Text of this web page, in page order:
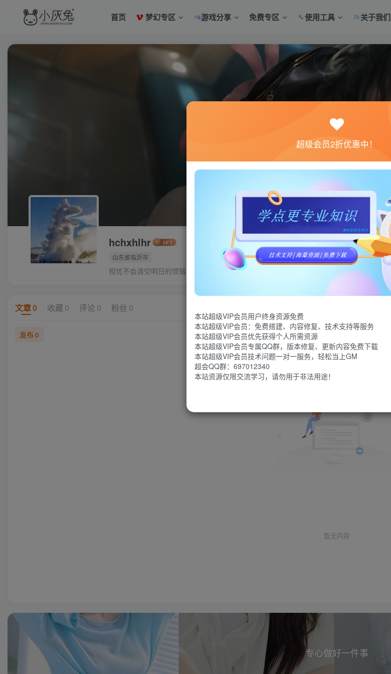
首页 梦幻专区 游戏分享 免费专区 使用工具 关于我们
hchxhlhr
山东省临沂市
担忧不会清空明日的烦恼，它只会丧失今日的勇气
文章0 收藏 0 评论 0 粉丝 0
发布0
暂无内容
专心做好一件事
超级会员2折优惠中！
本站超级VIP会员用户终身资源免费
本站超级VIP会员：免费搭建、内容修复、技术支持等服务
本站超级VIP会员优先获得个人所需资源
本站超级VIP会员专属QQ群，版本修复、更新内容免费下载
本站超级VIP会员技术问题一对一服务，轻松当上GM
超会QQ群：697012340
本站资源仅限交流学习，请勿用于非法用途！